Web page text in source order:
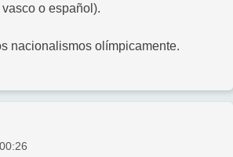
o español).
nacionalismos olímpicamente.